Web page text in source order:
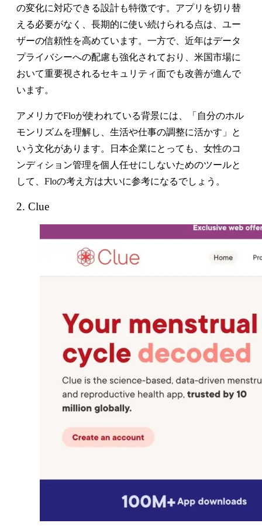
の変化に対応できる設計も特徴です。アプリを切り替
える必要がなく、長期的に使い続けられる点は、ユー
ザーの信頼性を高めています。一方で、近年はデータ
プライバシーへの配慮も強化されており、米国市場に
おいて重要視されるセキュリティ面でも改善が進んで
います。
アメリカでFloが使われている背景には、「自分のホル
モンリズムを理解し、生活や仕事の調整に活かす」と
いう文化があります。日本企業にとっても、女性のコ
ンディション管理を個人任せにしないためのツールと
して、Floの考え方は大いに参考になるでしょう。
2. Clue